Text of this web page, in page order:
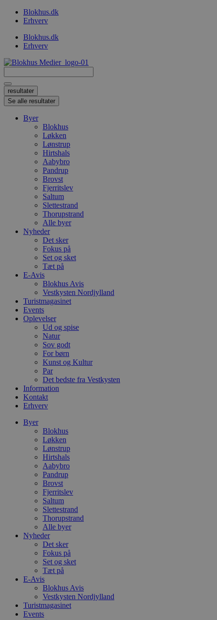
VidereBlokhus.dk
Erhverv
Blokhus.dk
Erhverv
...
resultater
Se alle resultater
Byer
Blokhus
Løkken
Lønstrup
Hirtshals
Aabybro
Pandrup
Brovst
Fjerritslev
Saltum
Slettestrand
Thorupstrand
Alle byer
Nyheder
Det sker
Fokus på
Set og sket
Tæt på
E-Avis
Blokhus Avis
Vestkysten Nordjylland
Turistmagasinet
Events
Oplevelser
Ud og spise
Natur
Sov godt
For børn
Kunst og Kultur
Par
Det bedste fra Vestkysten
Information
Kontakt
Erhverv
Byer
Blokhus
Løkken
Lønstrup
Hirtshals
Aabybro
Pandrup
Brovst
Fjerritslev
Saltum
Slettestrand
Thorupstrand
Alle byer
Nyheder
Det sker
Fokus på
Set og sket
Tæt på
E-Avis
Blokhus Avis
Vestkysten Nordjylland
Turistmagasinet
Events